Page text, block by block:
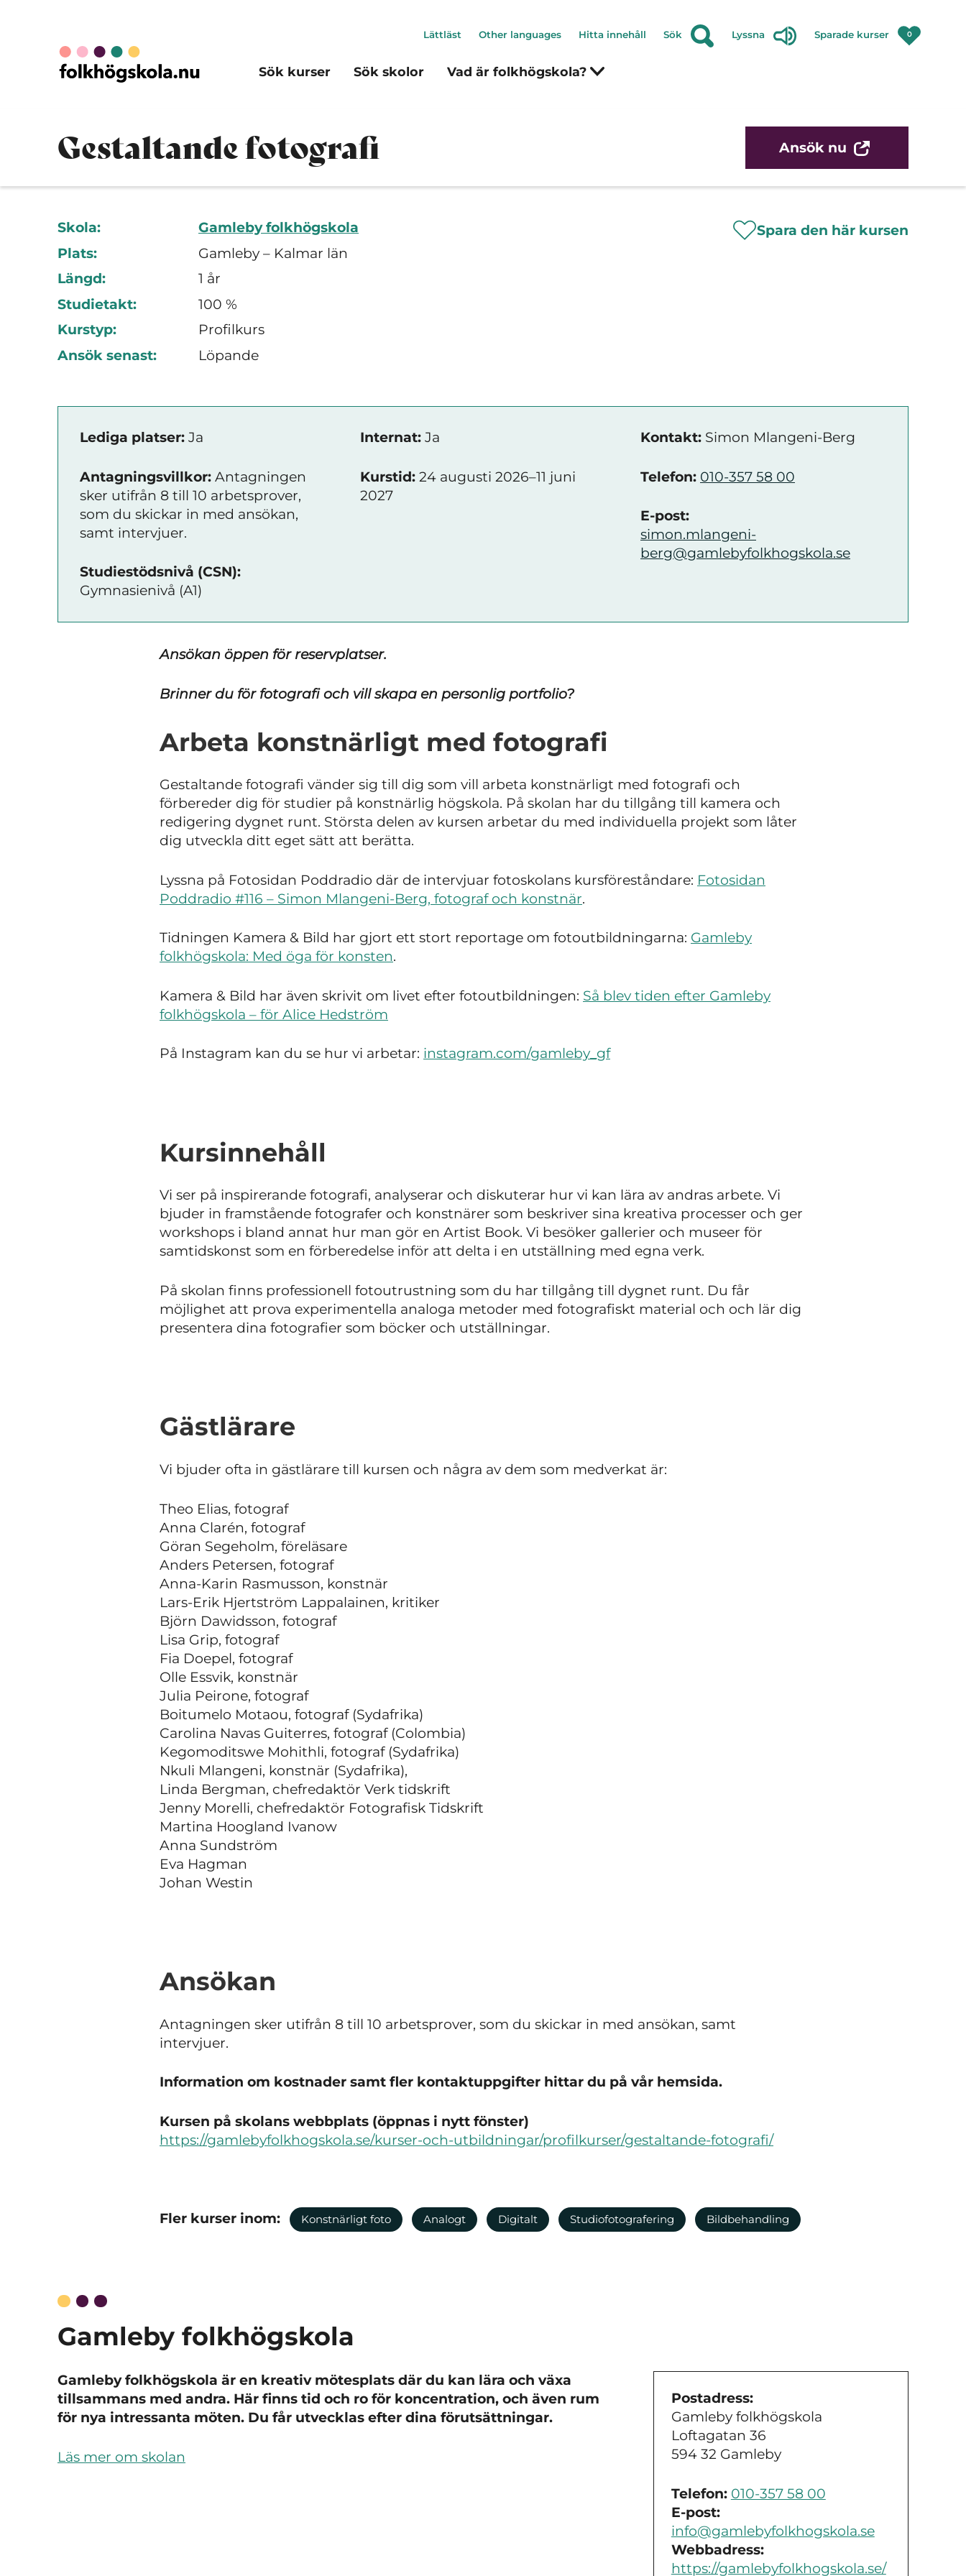
Sök kurser Sök skolor Vad är folkhögskola?
Lättläst Other languages Hitta innehåll Sök Lyssna Sparade kurser 0
Gestaltande fotografi Ansök nu
Skola:
Gamleby folkhögskola
Plats:
Gamleby – Kalmar län
Längd:
1 år
Studietakt:
100 %
Kurstyp:
Profilkurs
Ansök senast:
Löpande
Spara den här kursen
Lediga platser: Ja
Antagningsvillkor: Antagningen
sker utifrån 8 till 10 arbetsprover,
som du skickar in med ansökan,
samt intervjuer.
Studiestödsnivå (CSN):
Gymnasienivå (A1)
Internat: Ja
Kurstid: 24 augusti 2026–11 juni
2027
Kontakt: Simon Mlangeni-Berg
Telefon: 010-357 58 00
E-post:
simon.mlangeni-
berg@gamlebyfolkhogskola.se
Ansökan öppen för reservplatser.
Brinner du för fotografi och vill skapa en personlig portfolio?
Arbeta konstnärligt med fotografi
Gestaltande fotografi vänder sig till dig som vill arbeta konstnärligt med fotografi och
förbereder dig för studier på konstnärlig högskola. På skolan har du tillgång till kamera och
redigering dygnet runt. Största delen av kursen arbetar du med individuella projekt som låter
dig utveckla ditt eget sätt att berätta.
Lyssna på Fotosidan Poddradio där de intervjuar fotoskolans kursföreståndare: Fotosidan
Poddradio #116 – Simon Mlangeni-Berg, fotograf och konstnär.
Tidningen Kamera & Bild har gjort ett stort reportage om fotoutbildningarna: Gamleby
folkhögskola: Med öga för konsten.
Kamera & Bild har även skrivit om livet efter fotoutbildningen: Så blev tiden efter Gamleby
folkhögskola – för Alice Hedström
På Instagram kan du se hur vi arbetar: instagram.com/gamleby_gf
Kursinnehåll
Vi ser på inspirerande fotografi, analyserar och diskuterar hur vi kan lära av andras arbete. Vi
bjuder in framstående fotografer och konstnärer som beskriver sina kreativa processer och ger
workshops i bland annat hur man gör en Artist Book. Vi besöker gallerier och museer för
samtidskonst som en förberedelse inför att delta i en utställning med egna verk.
På skolan finns professionell fotoutrustning som du har tillgång till dygnet runt. Du får
möjlighet att prova experimentella analoga metoder med fotografiskt material och och lär dig
presentera dina fotografier som böcker och utställningar.
Gästlärare
Vi bjuder ofta in gästlärare till kursen och några av dem som medverkat är:
Theo Elias, fotograf
Anna Clarén, fotograf
Göran Segeholm, föreläsare
Anders Petersen, fotograf
Anna-Karin Rasmusson, konstnär
Lars-Erik Hjertström Lappalainen, kritiker
Björn Dawidsson, fotograf
Lisa Grip, fotograf
Fia Doepel, fotograf
Olle Essvik, konstnär
Julia Peirone, fotograf
Boitumelo Motaou, fotograf (Sydafrika)
Carolina Navas Guiterres, fotograf (Colombia)
Kegomoditswe Mohithli, fotograf (Sydafrika)
Nkuli Mlangeni, konstnär (Sydafrika),
Linda Bergman, chefredaktör Verk tidskrift
Jenny Morelli, chefredaktör Fotografisk Tidskrift
Martina Hoogland Ivanow
Anna Sundström
Eva Hagman
Johan Westin
Ansökan
Antagningen sker utifrån 8 till 10 arbetsprover, som du skickar in med ansökan, samt
intervjuer.
Information om kostnader samt fler kontaktuppgifter hittar du på vår hemsida.
Kursen på skolans webbplats (öppnas i nytt fönster)
https://gamlebyfolkhogskola.se/kurser-och-utbildningar/profilkurser/gestaltande-fotografi/
Fler kurser inom: Konstnärligt foto Analogt Digitalt Studiofotografering Bildbehandling
Gamleby folkhögskola
Gamleby folkhögskola är en kreativ mötesplats där du kan lära och växa
tillsammans med andra. Här finns tid och ro för koncentration, och även rum
för nya intressanta möten. Du får utvecklas efter dina förutsättningar.
Läs mer om skolan
Postadress:
Gamleby folkhögskola
Loftagatan 36
594 32 Gamleby
Telefon: 010-357 58 00
E-post:
info@gamlebyfolkhogskola.se
Webbadress:
https://gamlebyfolkhogskola.se/